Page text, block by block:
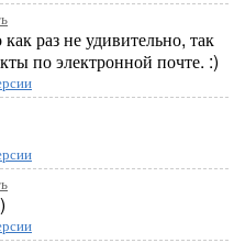
раз не удивительно, так
по электронной почте. :)